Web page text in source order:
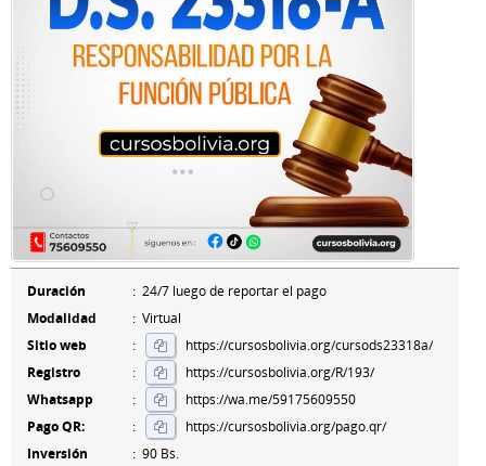
Duración : 24/7 luego de reportar el pago
Modalidad
: Virtual
Sitio web
:
https://cursosbolivia.org/cursods23318a/
Registro
:
https://cursosbolivia.org/R/193/
Whatsapp
:
https://wa.me/59175609550
Pago QR:
:
https://cursosbolivia.org/pago.qr/
Inversión
: 90 Bs.